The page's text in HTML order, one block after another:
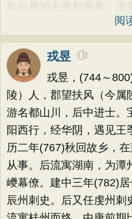
年白骨的主张和亲者，没
阅
戎昱
戎昱，(744～
陵）人，郡望扶风（今属
游名都山川，后中进士。
阳西行，经华阴，遇见王
历二年(767)秋回故乡，
从事。后流寓湖南，为潭
巙幕僚。建中三年(782)
辰州刺史。后又任虔州刺